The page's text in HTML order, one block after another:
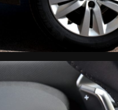
una GARANZIA di 12